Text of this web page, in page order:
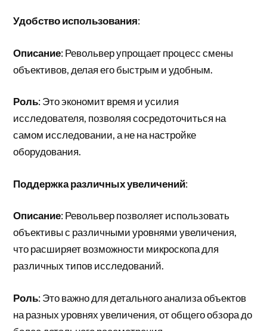
Удобство использования:
Описание: Револьвер упрощает процесс смены
объективов, делая его быстрым и удобным.
Роль: Это экономит время и усилия
исследователя, позволяя сосредоточиться на
самом исследовании, а не на настройке
оборудования.
Поддержка различных увеличений:
Описание: Револьвер позволяет использовать
объективы с различными уровнями увеличения,
что расширяет возможности микроскопа для
различных типов исследований.
Роль: Это важно для детального анализа объектов
на разных уровнях увеличения, от общего обзора до